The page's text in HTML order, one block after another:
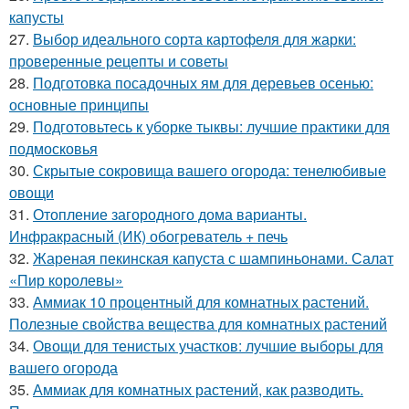
капусты
27. Выбор идеального сорта картофеля для жарки:
проверенные рецепты и советы
28. Подготовка посадочных ям для деревьев осенью:
основные принципы
29. Подготовьтесь к уборке тыквы: лучшие практики для
подмосковья
30. Скрытые сокровища вашего огорода: тенелюбивые
овощи
31. Отопление загородного дома варианты.
Инфракрасный (ИК) обогреватель + печь
32. Жареная пекинская капуста с шампиньонами. Салат
«Пир королевы»
33. Аммиак 10 процентный для комнатных растений.
Полезные свойства вещества для комнатных растений
34. Овощи для тенистых участков: лучшие выборы для
вашего огорода
35. Аммиак для комнатных растений, как разводить.